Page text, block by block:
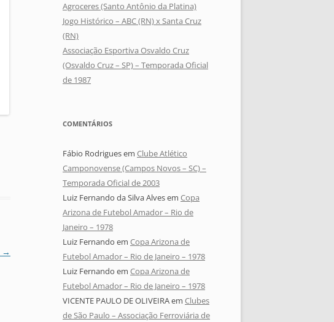
→
Agroceres (Santo Antônio da Platina)
Jogo Histórico – ABC (RN) x Santa Cruz
(RN)
Associação Esportiva Osvaldo Cruz
(Osvaldo Cruz – SP) – Temporada Oficial
de 1987
COMENTÁRIOS
Fábio Rodriguesem Clube Atlético
Camponovense (Campos Novos – SC) –
Temporada Oficial de 2003
Luiz Fernando da Silva Alvesem Copa
Arizona de Futebol Amador – Rio de
Janeiro – 1978
Luiz Fernando em Copa Arizona de
Futebol Amador – Rio de Janeiro – 1978
Luiz Fernando em Copa Arizona de
Futebol Amador – Rio de Janeiro – 1978
VICENTE PAULO DE OLIVEIRAem Clubes
de São Paulo – Associação Ferroviária de